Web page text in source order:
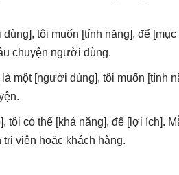
dùng], tôi muốn [tính năng], để
chuyện người dùng.
một [người dùng], tôi muốn [tính
tôi có thể [khả năng], để [lợi ích].
trị viên hoặc khách hàng.